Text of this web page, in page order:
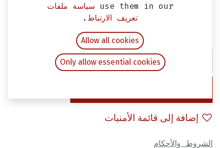
شامل ضريبة القيمة المضافة
إضافة إلى قائمة الأمنيات
الشروط والأحكام
use them in our سياسة ملفات
تعريف الارتباط .
Allow all cookies
Only allow essential cookies